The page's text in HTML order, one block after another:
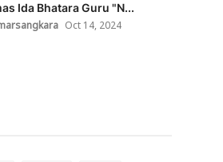
Ida Bhatara Guru "N...
Oct 14, 2024